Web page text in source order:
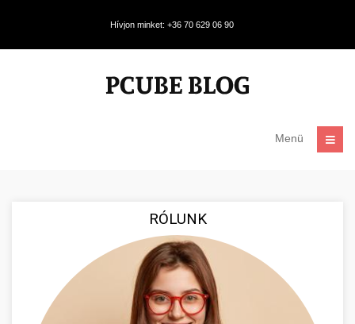
Hívjon minket: +36 70 629 06 90
Menü
RÓLUNK